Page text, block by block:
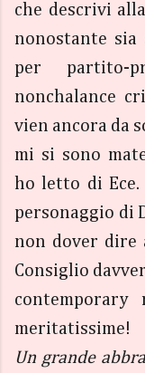
che descrivi
nonostante sia
per partito-
nonchalance
vien ancora da
mi si sono
ho letto di
personaggio di
non dover dire
Consiglio
contemporary
meritatissime!
Un grande